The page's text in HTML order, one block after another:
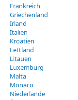
Frankreich
Griechenland
Irland
Italien
Kroatien
Lettland
Litauen
Luxemburg
Malta
Monaco
Niederlande